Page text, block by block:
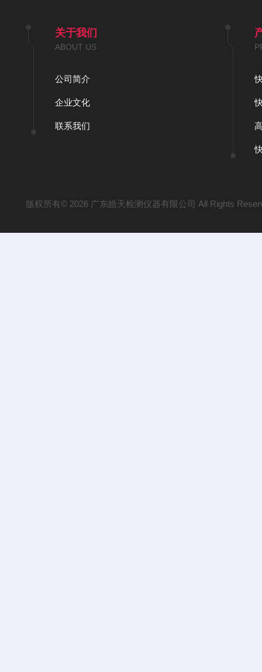
关于我们
ABOUT US
公司简介
企业文化
联系我们
版权所有© 2026 广东皓天检测仪器有限公司 All Rights